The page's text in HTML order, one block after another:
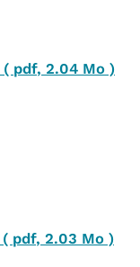
( pdf, 2.04 Mo )
( pdf, 2.03 Mo )